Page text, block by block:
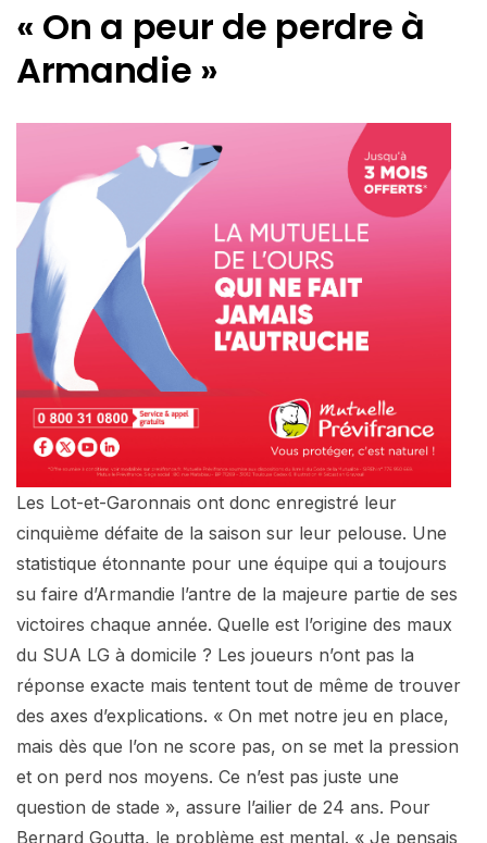
« On a peur de perdre à
Armandie »
Les Lot-et-Garonnais ont donc enregistré leur
cinquième défaite de la saison sur leur pelouse. Une
statistique étonnante pour une équipe qui a toujours
su faire d’Armandie l’antre de la majeure partie de ses
victoires chaque année. Quelle est l’origine des maux
du SUA LG à domicile ? Les joueurs n’ont pas la
réponse exacte mais tentent tout de même de trouver
des axes d’explications. « On met notre jeu en place,
mais dès que l’on ne score pas, on se met la pression
et on perd nos moyens. Ce n’est pas juste une
question de stade », assure l’ailier de 24 ans. Pour
Bernard Goutta, le problème est mental. « Je pensais